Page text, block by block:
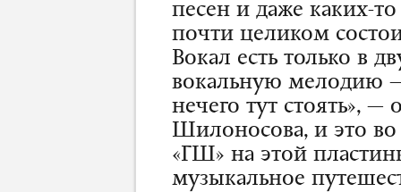
песен и даже каких-
почти целиком
Вокал есть только в
вокальную мелодию
нечего тут стоять»,
Шилоносова, и это
«ГШ» на этой
музыкальное